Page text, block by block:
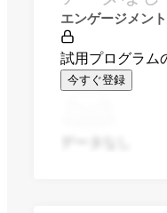
エンゲージメン
試用プログラム
今すぐ登録